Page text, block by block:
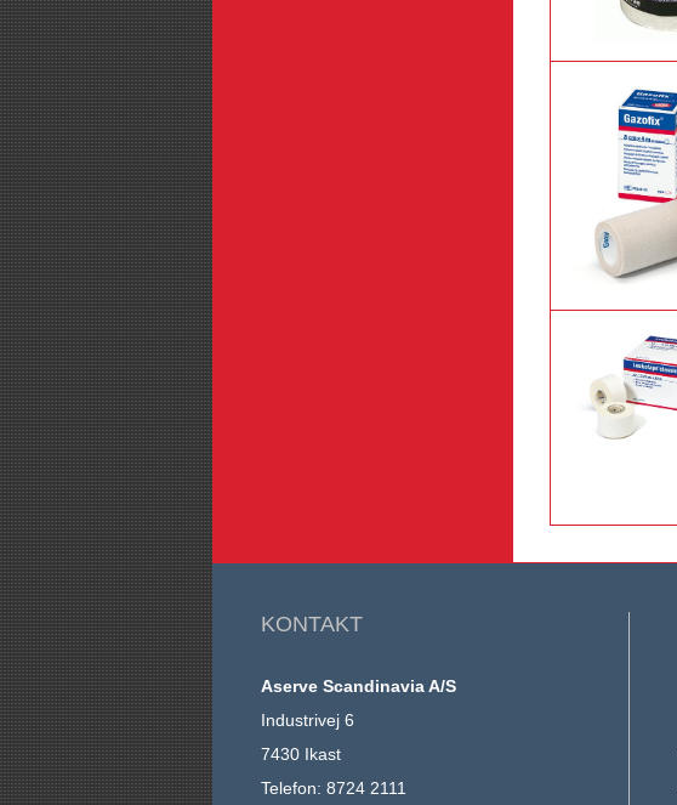
KONTAKT
Aserve Scandinavia A/S
Industrivej 6
7430 Ikast
Telefon: 8724 2111